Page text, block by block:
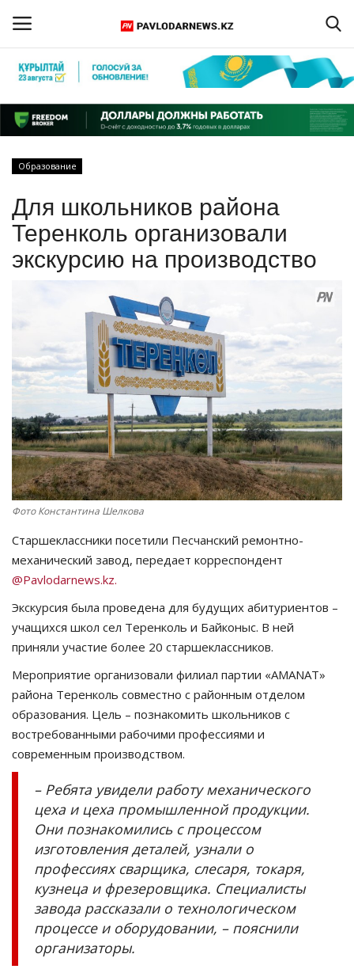
Регистрация
Главная
ПАВЛОДАРСКАЯ ОБЛАСТЬ
КАЗАХСТАН
СПЕЦПРОЕКТЫ
СПОРТ
Чек-лист
РАЗВЛЕЧЕНИЯ
OFFICIAL
Курултай
Язык
Қазақша Русский
Образование
Для школьников района
Теренколь организовали
экскурсию на производство
Фото Константина Шелкова
Старшеклассники посетили Песчанский ремонтно-
механический завод, передает корреспондент
@Pavlodarnews.kz.
Экскурсия была проведена для будущих абитуриентов –
учащихся школ сел Теренколь и Байконыс. В ней
приняли участие более 20 старшеклассников.
Мероприятие организовали филиал партии «AMANAT»
района Теренколь совместно с районным отделом
образования. Цель – познакомить школьников с
востребованными рабочими профессиями и
современным производством.
– Ребята увидели работу механического
цеха и цеха промышленной продукции.
Они познакомились с процессом
изготовления деталей, узнали о
профессиях сварщика, слесаря, токаря,
кузнеца и фрезеровщика. Специалисты
завода рассказали о технологическом
процессе и оборудовании, – пояснили
организаторы.